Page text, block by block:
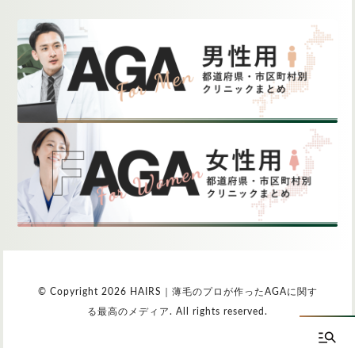
© Copyright 2026 HAIRS｜薄毛のプロが作ったAGAに関す
る最高のメディア. All rights reserved.